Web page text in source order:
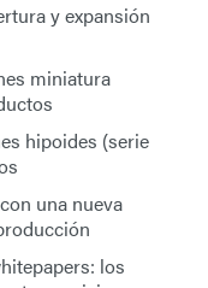
y expansión
miniatura
hipoides (serie
una nueva
los